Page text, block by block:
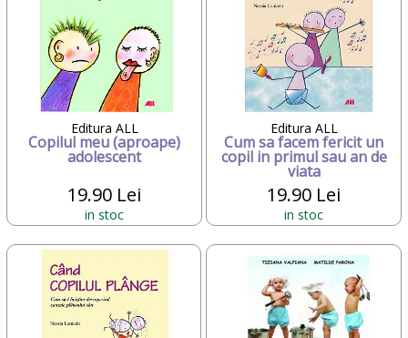
Editura ALL
Copilul meu (aproape)
adolescent
19.90 Lei
in stoc
Editura ALL
Cum sa facem fericit un
copil in primul sau an de
viata
19.90 Lei
in stoc